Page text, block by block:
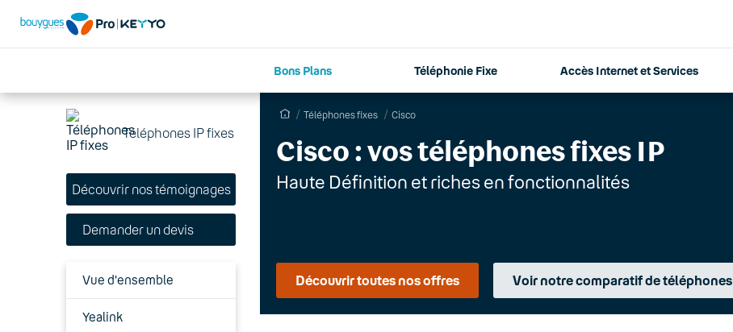
Bons Plans Téléphonie Fixe Accès Internet et Services
Téléphones IP fixes
Découvrir nos témoignages
Demander un devis
Vue d'ensemble
Yealink
Téléphones fixes Cisco
Cisco : vos téléphones fixes IP
Haute Définition et riches en fonctionnalités
Découvrir toutes nos offres Voir notre comparatif de téléphones